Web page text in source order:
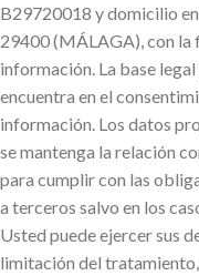
B29720018 y domicilio
29400 (MÁLAGA), con la
información. La base
encuentra en el
información. Los datos
se mantenga la relación
para cumplir con las
a terceros salvo en los
Usted puede ejercer sus
limitación del